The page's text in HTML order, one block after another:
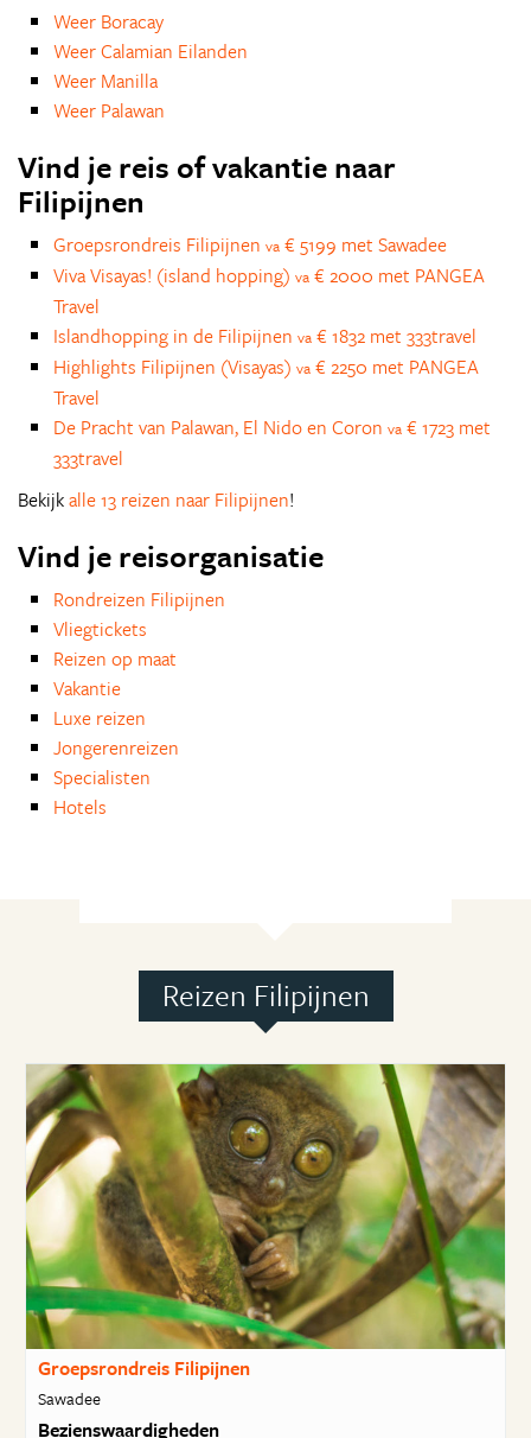
Weer Boracay
Weer Calamian Eilanden
Weer Manilla
Weer Palawan
Vind je reis of vakantie naar
Filipijnen
Groepsrondreis Filipijnen va € 5199 met Sawadee
Viva Visayas! (island hopping) va € 2000 met PANGEA
Travel
Islandhopping in de Filipijnen va € 1832 met 333travel
Highlights Filipijnen (Visayas) va € 2250 met PANGEA
Travel
De Pracht van Palawan, El Nido en Coron va € 1723 met
333travel
Bekijkalle 13 reizen naar Filipijnen!
Vind je reisorganisatie
Rondreizen Filipijnen
Vliegtickets
Reizen op maat
Vakantie
Luxe reizen
Jongerenreizen
Specialisten
Hotels
Reizen Filipijnen
Groepsrondreis Filipijnen
Sawadee
Bezienswaardigheden